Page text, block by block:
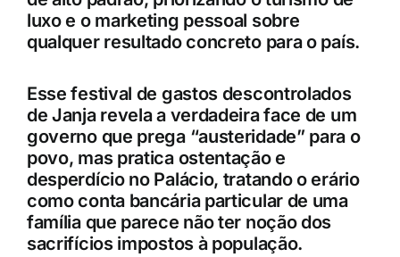
luxo e o marketing pessoal sobre
qualquer resultado concreto para o país.
Esse festival de gastos descontrolados
de Janja revela a verdadeira face de um
governo que prega “austeridade” para o
povo, mas pratica ostentação e
desperdício no Palácio, tratando o erário
como conta bancária particular de uma
família que parece não ter noção dos
sacrifícios impostos à população.